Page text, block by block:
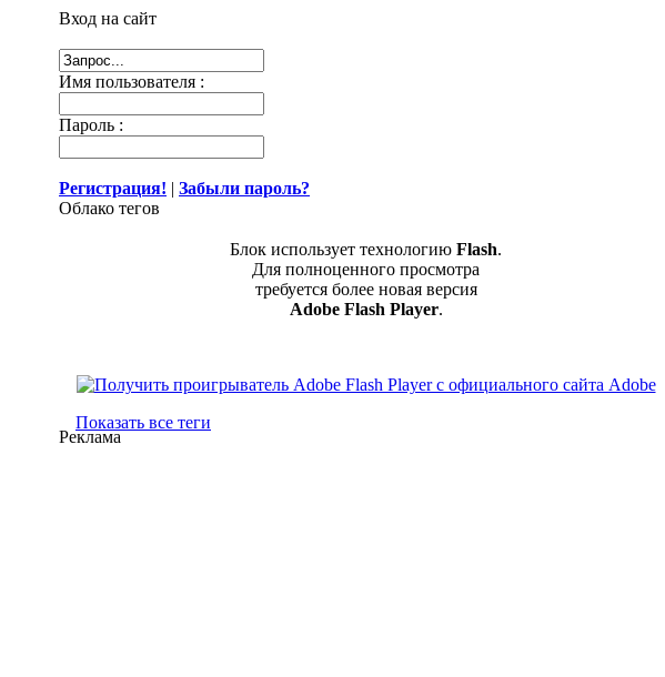
Вход на сайт
Имя пользователя :
Пароль :
Регистрация! | Забыли пароль?
Облако тегов
Блок использует технологию Flash.
Для полноценного просмотра
требуется более новая версия
Adobe Flash Player.
Показать все теги
Реклама